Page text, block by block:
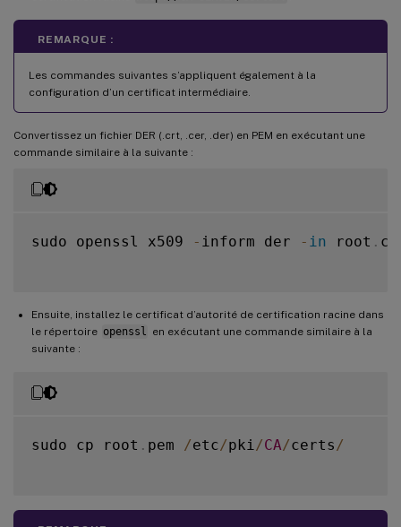
REMARQUE :
Les commandes suivantes s’appliquent également à la
configuration d’un certificat intermédiaire.
Convertissez un fichier DER (.crt, .cer, .der) en PEM en exécutant une
commande similaire à la suivante :
sudo openssl x509 - inform der - in root .
Ensuite, installez le certificat d’autorité de certification racine dans
le répertoire openssl
en exécutant une commande similaire à la
suivante :
sudo cp root . pem /etc/pki /CA/certs /